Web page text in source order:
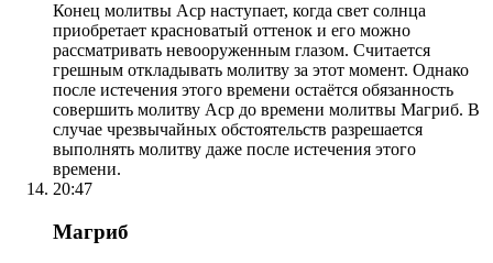
Конец молитвы Аср наступает, когда свет солнца
приобретает красноватый оттенок и его можно
рассматривать невооруженным глазом. Считается
грешным откладывать молитву за этот момент. Однако
после истечения этого времени остаётся обязанность
совершить молитву Аср до времени молитвы Магриб. В
случае чрезвычайных обстоятельств разрешается
выполнять молитву даже после истечения этого
времени.
20:47
Магриб